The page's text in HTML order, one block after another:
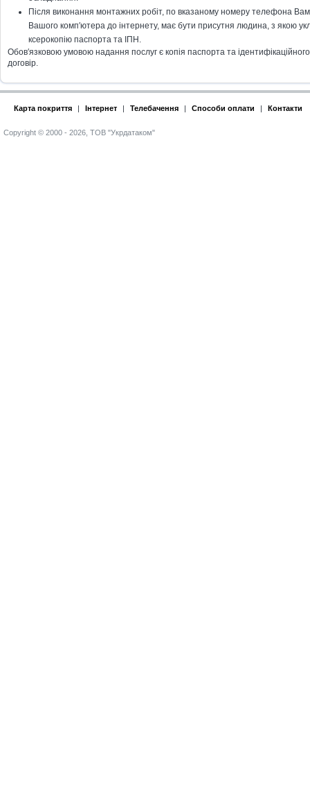
Після виконання монтажних робіт, по вказаному номеру телефона
Вашого комп′ютера до інтернету, має бути присутня людина, з якою
ксерокопію паспорта та ІПН.
Обов′язковою умовою надання послуг є копія паспорта та
договір.
Карта покриття | Інтернет | Телебачення | Способи оплати | Контакти
Copyright © 2000 - 2026, ТОВ "Укрдатаком"